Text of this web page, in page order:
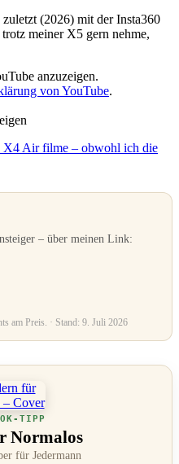
(2026) mit der Insta360
meiner X5 gern nehme,
anzuzeigen.
von YouTube.
X4 Air filme – obwohl ich die
– über meinen Link:
am Preis. · Stand: 9. Juli 2026
TIPP
Normalos
für Jedermann